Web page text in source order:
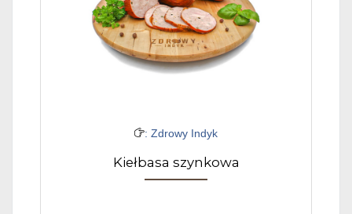
: Zdrowy Indyk
Kiełbasa szynkowa